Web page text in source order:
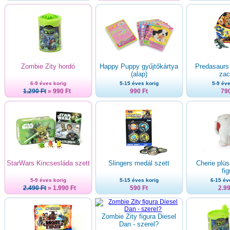
Zombie Zity hordó
6-9 éves korig
1.290 Ft » 990 Ft
Happy Puppy gyűjtőkártya
(alap)
5-15 éves korig
990 Ft
5-9
StarWars Kincsesláda szett
5-9 éves korig
2.490 Ft » 1.990 Ft
Slingers medál szett
5-15 éves korig
590 Ft
Cherie
6-15
Zombie Zity figura Diesel
Dan - szerel?